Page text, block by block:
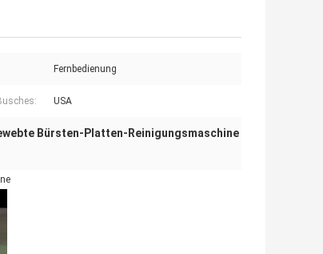
Fernbedienung
USA
Bürsten-Platten-Reinigungsmaschine